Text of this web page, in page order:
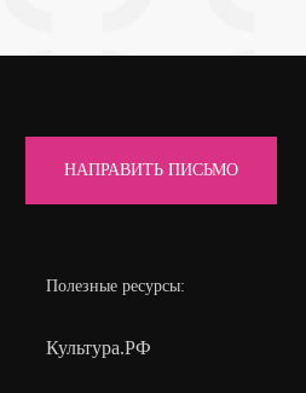
НАПРАВИТЬ ПИСЬМО
Полезные ресурсы:
Культура.РФ